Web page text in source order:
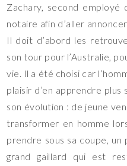
Zachary, second employé
notaire afin d’aller
Il doit d’abord les
son tour pour l’Australie,
vie. Il a été choisi car
plaisir d’en apprendre
son évolution : de jeune
transformer en homme
prendre sous sa coupe, un
grand gaillard qui est